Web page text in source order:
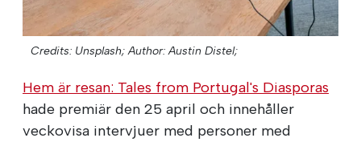
Credits: Unsplash; Author: Austin Distel;
Hem är resan: Tales from Portugal's Diasporas
hade premiär den 25 april och innehåller
veckovisa intervjuer med personer med